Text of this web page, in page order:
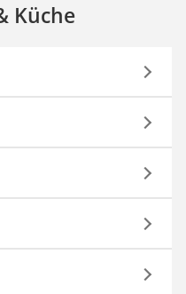
Küche